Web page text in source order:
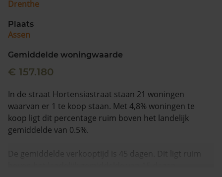
Drenthe
Plaats
Assen
Gemiddelde woningwaarde
€ 157.180
In de straat Hortensiastraat staan 21 woningen
waarvan er 1 te koop staan. Met 4,8% woningen te
koop ligt dit percentage ruim boven het landelijk
gemiddelde van 0.5%.
De gemiddelde verkooptijd is 45 dagen. Dit ligt ruim